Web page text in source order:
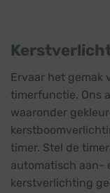
Ervaar het
timerfunctie. Ons
waaronder
timer. Stel de
automatisch aan-
kerstverlichting